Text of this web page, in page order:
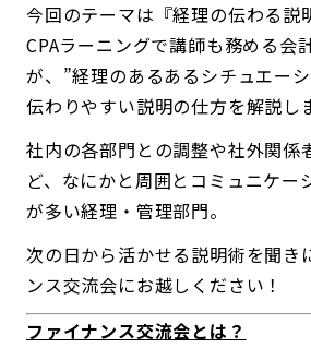
今回のテーマは『経理の伝わる説
CPAラーニングで講師も務める会
が、”経理のあるあるシチュエーシ
伝わりやすい説明の仕方を解説し
社内の各部門との調整や社外関係
ど、なにかと周囲とコミュニケー
が多い経理・管理部門。
次の日から活かせる説明術を聞き
ンス交流会にお越しください！
ファイナンス交流会とは？